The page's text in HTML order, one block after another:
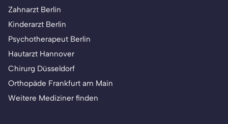
Zahnarzt Berlin
Kinderarzt Berlin
Psychotherapeut Berlin
Hautarzt Hannover
Chirurg Düsseldorf
Orthopäde Frankfurt am Main
Weitere Mediziner finden